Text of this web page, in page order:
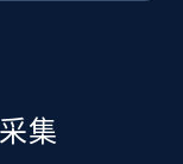
集